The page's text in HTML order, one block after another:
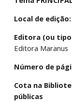
Local de edição:
Editora (ou
Editora Maranus
Número de
Cota na
públicas